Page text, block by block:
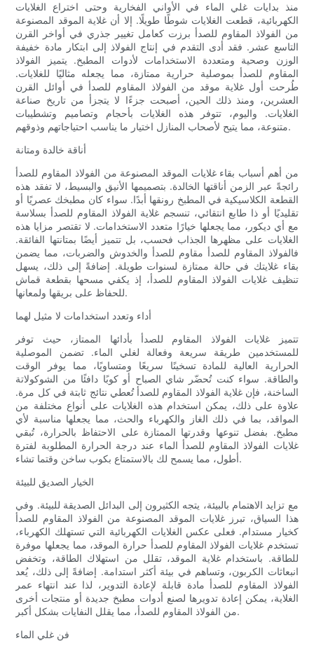
منذ بدايات غلي الماء في الأواني الفخارية وحتى اختراع الغلايات
الكهربائية، قطعت الغلايات شوطًا طويلًا. إلا أن غلاية الموقد المصنوعة
من الفولاذ المقاوم للصدأ برزت كعامل تغيير جذري في أواخر القرن
التاسع عشر. فقد أدى التقدم في إنتاج الفولاذ إلى ابتكار مادة خفيفة
الوزن وصحية ومتعددة الاستخدامات لأدوات المطبخ. يتميز الفولاذ
المقاوم للصدأ بموصلية حرارية ممتازة، مما يجعله مثاليًا للغلايات.
طُرحت أول غلاية موقد من الفولاذ المقاوم للصدأ في أوائل القرن
العشرين، ومنذ ذلك الحين، أصبحت جزءًا لا يتجزأ من تاريخ صناعة
الغلايات. واليوم، تتوفر هذه الغلايات بأحجام وتصاميم وتشطيبات
متنوعة، مما يتيح لأصحاب المنازل اختيار ما يناسب احتياجاتهم وذوقهم.
أناقة خالدة ومتانة
من أهم أسباب بقاء غلايات الموقد المصنوعة من الفولاذ المقاوم للصدأ
رائجةً عبر الزمن أناقتها الخالدة. بتصميمها الأنيق والبسيط، لا تفقد هذه
القطعة الكلاسيكية في المطبخ رونقها أبدًا. سواء كان مطبخك عصريًا أو
تقليديًا أو ذا طابع انتقائي، تنسجم غلاية الفولاذ المقاوم للصدأ بسلاسة
مع أي ديكور، مما يجعلها خيارًا متعدد الاستخدامات. لا تقتصر مزايا هذه
الغلايات على مظهرها الجذاب فحسب، بل تتميز أيضًا بمتانتها الفائقة.
فالفولاذ المقاوم للصدأ مقاوم للصدأ والخدوش والضربات، مما يضمن
بقاء غلايتك في حالة ممتازة لسنوات طويلة. إضافةً إلى ذلك، يسهل
تنظيف غلايات الفولاذ المقاوم للصدأ، إذ يكفي مسحها بقطعة قماش
للحفاظ على بريقها ولمعانها.
أداء وتعدد استخدامات لا مثيل لهما
تتميز غلايات الفولاذ المقاوم للصدأ بأدائها الممتاز، حيث توفر
للمستخدمين طريقة سريعة وفعالة لغلي الماء. تضمن الموصلية
الحرارية العالية للمادة تسخينًا سريعًا ومتساويًا، مما يوفر الوقت
والطاقة. سواء كنت تُحضّر شاي الصباح أو كوبًا دافئًا من الشوكولاتة
الساخنة، فإن غلاية الفولاذ المقاوم للصدأ تُعطي نتائج ثابتة في كل مرة.
علاوة على ذلك، يمكن استخدام هذه الغلايات على أنواع مختلفة من
المواقد، بما في ذلك الغاز والكهرباء والحث، مما يجعلها مناسبة لأي
مطبخ. بفضل تنوعها وقدرتها الممتازة على الاحتفاظ بالحرارة، تُبقي
غلايات الفولاذ المقاوم للصدأ الماء عند درجة الحرارة المطلوبة لفترة
أطول، مما يسمح لك بالاستمتاع بكوب ساخن وقتما تشاء.
الخيار الصديق للبيئة
مع تزايد الاهتمام بالبيئة، يتجه الكثيرون إلى البدائل الصديقة للبيئة. وفي
هذا السياق، تبرز غلايات الموقد المصنوعة من الفولاذ المقاوم للصدأ
كخيار مستدام. فعلى عكس الغلايات الكهربائية التي تستهلك الكهرباء،
تستخدم غلايات الفولاذ المقاوم للصدأ حرارة الموقد، مما يجعلها موفرة
للطاقة. باستخدام غلاية الموقد، تقلل من استهلاك الطاقة، وتخفض
انبعاثات الكربون، وتساهم في بيئة أكثر استدامة. إضافةً إلى ذلك، يُعد
الفولاذ المقاوم للصدأ مادة قابلة لإعادة التدوير، لذا عند انتهاء عمر
الغلاية، يمكن إعادة تدويرها لصنع أدوات مطبخ جديدة أو منتجات أخرى
من الفولاذ المقاوم للصدأ، مما يقلل النفايات بشكل أكبر.
فن غلي الماء